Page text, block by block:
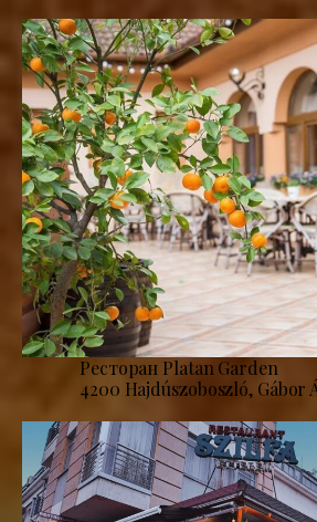
Ресторан Platan Garden
4200 Hajdúszoboszló, Gábor